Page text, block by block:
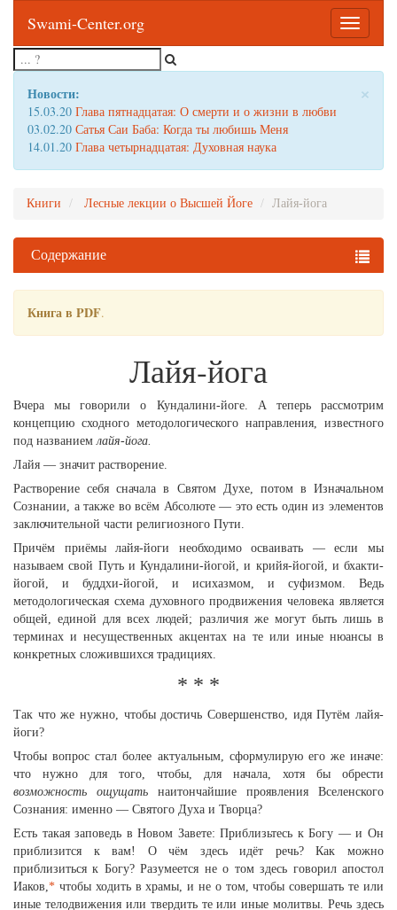
Toggle
Swami-Center.org
×
Новости:
15.03.20 Глава пятнадцатая: О смерти и о жизни в любви
03.02.20 Сатья Саи Баба: Когда ты любишь Меня
14.01.20 Глава четырнадцатая: Духовная наука
Книги Лесные лекции о Высшей Йоге Лайя-йога
Содержание
Книга в PDF.
Лайя-йога
Вчера мы говорили о Кундалини-йоге. А теперь рассмотрим
концепцию сходного методологического направления, известного
под названиемлайя-йога.
Лайя — значит растворение.
Растворение себя сначала в Святом Духе, потом в Изначальном
Сознании, а также во всём Абсолюте — это есть один из элементов
заключительной части религиозного Пути.
Причём приёмы лайя-йоги необходимо осваивать — если мы
называем свой Путь и Кундалини-йогой, и крийя-йогой, и бхакти-
йогой, и буддхи-йогой, и исихазмом, и суфизмом. Ведь
методологическая схема духовного продвижения человека является
общей, единой для всех людей; различия же могут быть лишь в
терминах и несущественных акцентах на те или иные нюансы в
конкретных сложившихся традициях.
* * *
Так что же нужно, чтобы достичь Совершенство, идя Путём лайя-
йоги?
Чтобы вопрос стал более актуальным, сформулирую его же иначе:
что нужно для того, чтобы, для начала, хотя бы обрести
возможность ощущать наитончайшие проявления Вселенского
Сознания: именно — Святого Духа и Творца?
Есть такая заповедь в Новом Завете: Приблизьтесь к Богу — и Он
приблизится к вам! О чём здесь идёт речь? Как можно
приблизиться к Богу? Разумеется не о том здесь говорил апостол
Иаков,* чтобы ходить в храмы, и не о том, чтобы совершать те или
иные телодвижения или твердить те или иные молитвы. Речь здесь